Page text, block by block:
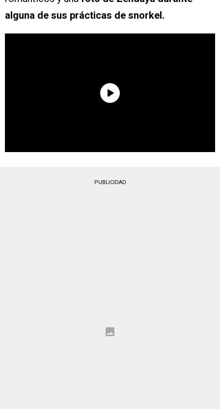
alguna de sus prácticas de snorkel.
PUBLICIDAD